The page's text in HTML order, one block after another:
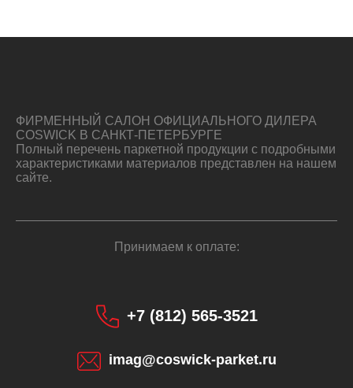
ФИРМЕННЫЙ САЛОН ОФИЦИАЛЬНОГО ДИЛЕРА
COSWICK В САНКТ-ПЕТЕРБУРГЕ
Полный перечень паркетной продукции с подробными
характеристиками материалов представлен на нашем
сайте.
Принимаем к оплате:
+7 (812) 565-3521
imag@coswick-parket.ru